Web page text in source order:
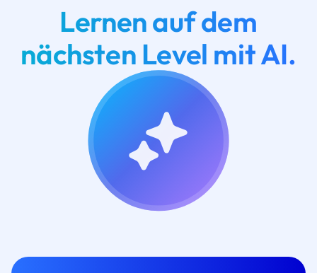
Lernen auf dem
nächsten Level mit AI.